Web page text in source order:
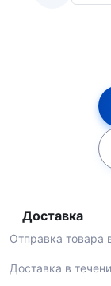
Доставка
Отправка товара
Доставка в